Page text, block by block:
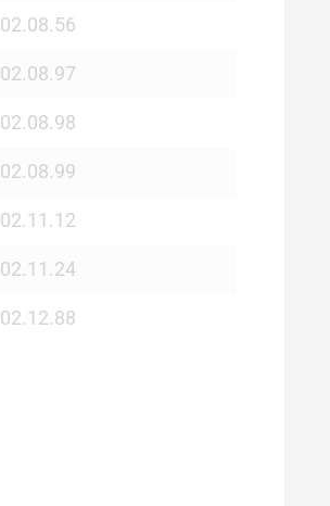
02.08.56
02.08.97
02.08.98
02.08.99
02.11.12
02.11.24
02.12.88